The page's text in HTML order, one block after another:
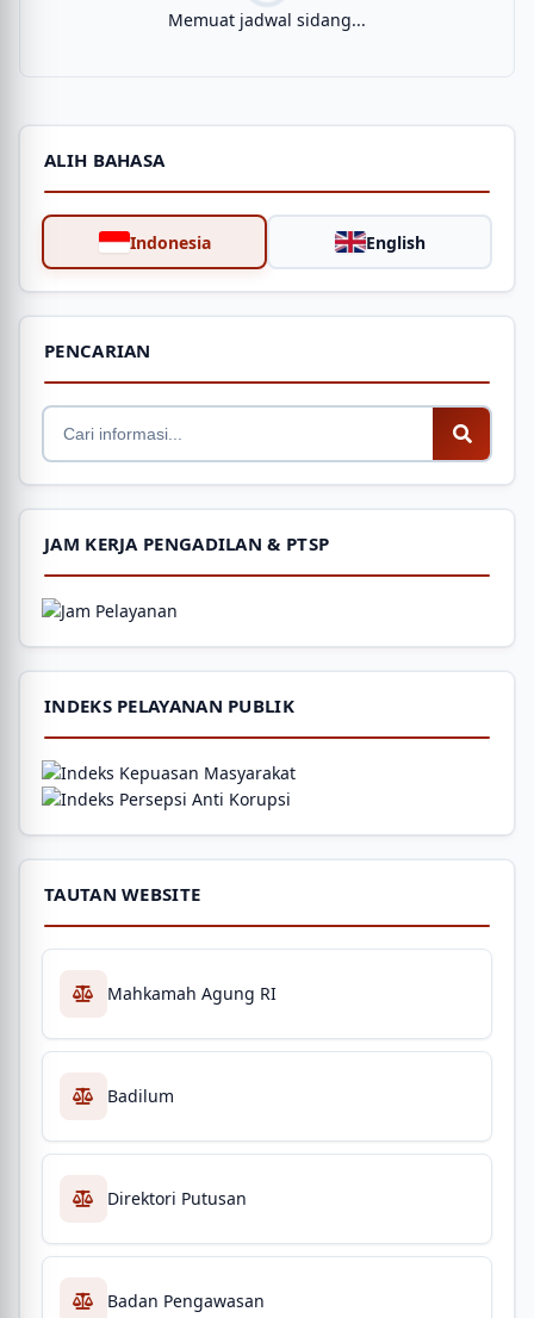
Memuat jadwal sidang...
ALIH BAHASA
Indonesia English
PENCARIAN
JAM KERJA PENGADILAN & PTSP
INDEKS PELAYANAN PUBLIK
TAUTAN WEBSITE
Mahkamah Agung RI
Badilum
Direktori Putusan
Badan Pengawasan